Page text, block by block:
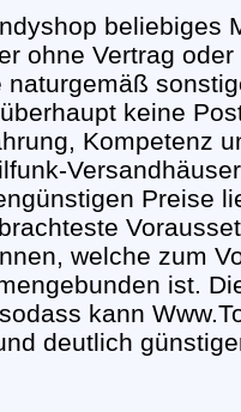
beliebiges
ohne Vertrag
keine
Kompetenz
Preise
welche zum
ist.
kann
deutlich